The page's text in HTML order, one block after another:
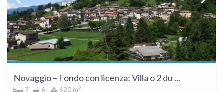
Novaggio – Fondo con licenza: Villa o 2 du ...
7 6 620 m2